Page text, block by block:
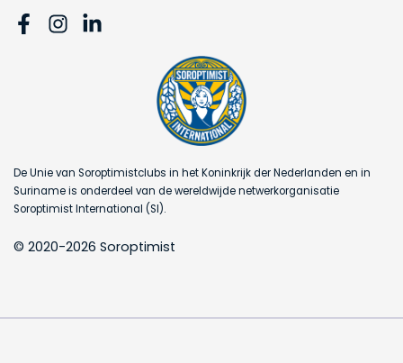
De Unie van Soroptimistclubs in het Koninkrijk der Nederlanden en in
Suriname is onderdeel van de wereldwijde netwerkorganisatie
Soroptimist International (SI).
© 2020-2026 Soroptimist